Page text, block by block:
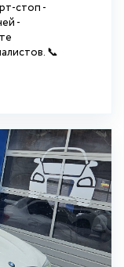
стоп -
-
📞